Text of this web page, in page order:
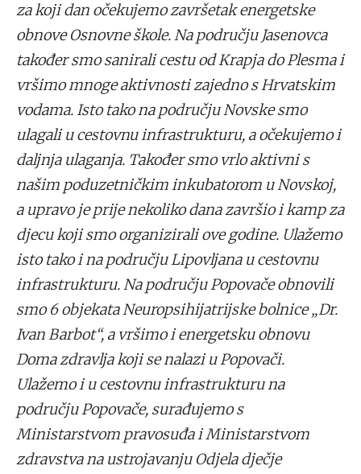
za koji dan očekujemo završetak energetske
obnove Osnovne škole. Na području Jasenovca
također smo sanirali cestu od Krapja do Plesma i
vršimo mnoge aktivnosti zajedno s Hrvatskim
vodama. Isto tako na području Novske smo
ulagali u cestovnu infrastrukturu, a očekujemo i
daljnja ulaganja. Također smo vrlo aktivni s
našim poduzetničkim inkubatorom u Novskoj,
a upravo je prije nekoliko dana završio i kamp za
djecu koji smo organizirali ove godine. Ulažemo
isto tako i na području Lipovljana u cestovnu
infrastrukturu. Na području Popovače obnovili
smo 6 objekata Neuropsihijatrijske bolnice „Dr.
Ivan Barbot“, a vršimo i energetsku obnovu
Doma zdravlja koji se nalazi u Popovači.
Ulažemo i u cestovnu infrastrukturu na
području Popovače, surađujemo s
Ministarstvom pravosuđa i Ministarstvom
zdravstva na ustrojavanju Odjela dječje